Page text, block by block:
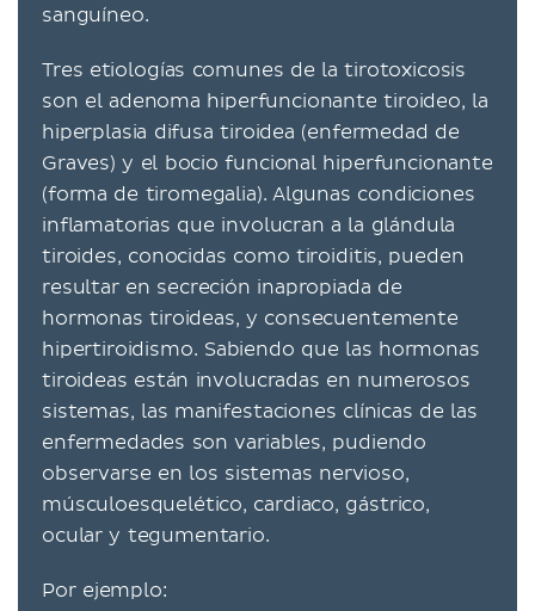
sanguíneo.
Tres etiologías comunes de la tirotoxicosis
son el adenoma hiperfuncionante tiroideo, la
hiperplasia difusa tiroidea (enfermedad de
Graves) y el bocio funcional hiperfuncionante
(forma de tiromegalia). Algunas condiciones
inflamatorias que involucran a la glándula
tiroides, conocidas como tiroiditis, pueden
resultar en secreción inapropiada de
hormonas tiroideas, y consecuentemente
hipertiroidismo. Sabiendo que las hormonas
tiroideas están involucradas en numerosos
sistemas, las manifestaciones clínicas de las
enfermedades son variables, pudiendo
observarse en los sistemas nervioso,
músculoesquelético, cardiaco, gástrico,
ocular y tegumentario.
Por ejemplo: